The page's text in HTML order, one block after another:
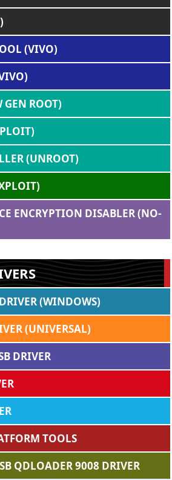
(VIVO)
GEN ROOT)
(UNROOT)
ENCRYPTION DISABLER (NO-
(WINDOWS)
(UNIVERSAL)
DRIVER
TOOLS
QDLOADER 9008 DRIVER